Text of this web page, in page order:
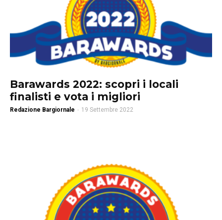
Barawards 2022: scopri i locali
finalisti e vota i migliori
Redazione Bargiornale - 19 Settembre 2022